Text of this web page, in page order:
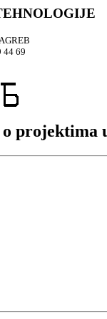
44 69
projektima